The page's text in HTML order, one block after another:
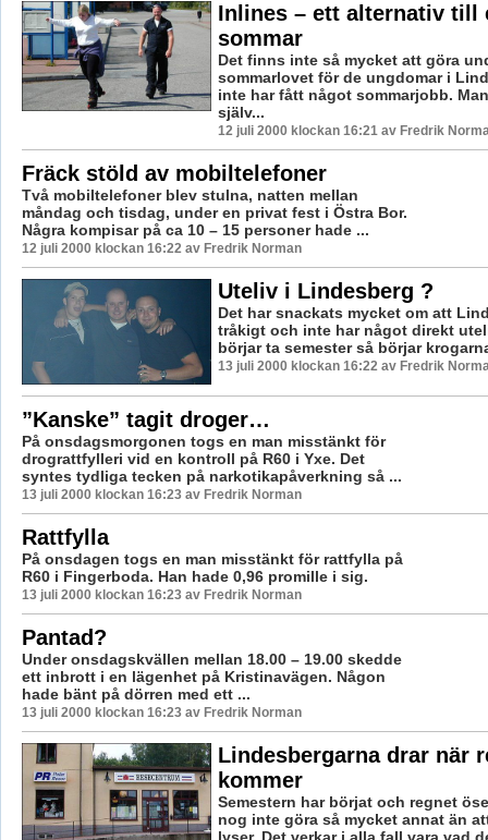
Inlines – ett alternativ till
sommar
Det finns inte så mycket att göra
sommarlovet för de ungdomar i
inte har fått något sommarjobb.
själv...
12 juli 2000 klockan 16:21 av Fredrik
Fräck stöld av mobiltelefoner
Två mobiltelefoner blev stulna, natten mellan
måndag och tisdag, under en privat fest i Östra Bor.
Några kompisar på ca 10 – 15 personer hade ...
12 juli 2000 klockan 16:22 av Fredrik Norman
Uteliv i Lindesberg ?
Det har snackats mycket om att
tråkigt och inte har något direkt
börjar ta semester så börjar
13 juli 2000 klockan 16:22 av Fredrik
”Kanske” tagit droger…
På onsdagsmorgonen togs en man misstänkt för
drograttfylleri vid en kontroll på R60 i Yxe. Det
syntes tydliga tecken på narkotikapåverkning så ...
13 juli 2000 klockan 16:23 av Fredrik Norman
Rattfylla
På onsdagen togs en man misstänkt för rattfylla på
R60 i Fingerboda. Han hade 0,96 promille i sig.
13 juli 2000 klockan 16:23 av Fredrik Norman
Pantad?
Under onsdagskvällen mellan 18.00 – 19.00 skedde
ett inbrott i en lägenhet på Kristinavägen. Någon
hade bänt på dörren med ett ...
13 juli 2000 klockan 16:23 av Fredrik Norman
Lindesbergarna drar när
kommer
Semestern har börjat och regnet
nog inte göra så mycket annat än